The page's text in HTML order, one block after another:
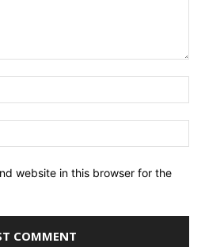
website in this browser for the